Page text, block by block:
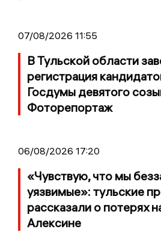
07/08/2026 11:55
В Тульской области
регистрация
Госдумы девятого
Фоторепортаж
06/08/2026 17:20
«Чувствую, что мы
уязвимые»: тульские
рассказали о потерях
Алексине